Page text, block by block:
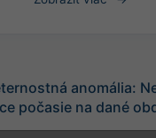
anomália:
počasie na dané